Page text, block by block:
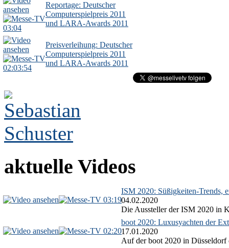
03:04
Reportage: Deutscher
Computerspielpreis 2011
und LARA-Awards 2011
02:03:54
Preisverleihung: Deutscher
Computerspielpreis 2011
und LARA-Awards 2011
aktuelle Videos
03:19
ISM 2020: Süßigkeiten-Trends,
04.02.2020
Die Aussteller der ISM 2020 in
02:20
boot 2020: Luxusyachten der
17.01.2020
Auf der boot 2020 in Düsseldorf